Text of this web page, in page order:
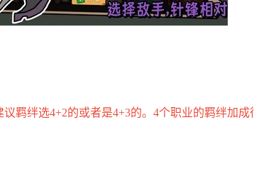
羁绊选4+2的或者是4+3的。4个职业的羁绊加